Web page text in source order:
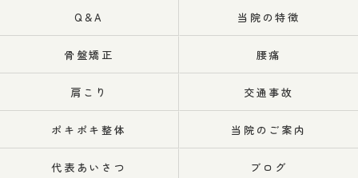
Q&A 当院の特徴
骨盤矯正 腰痛
肩こり 交通事故
ポキポキ整体 当院のご案内
代表あいさつ ブログ